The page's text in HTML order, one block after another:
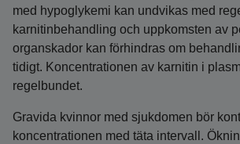
med hypoglykemi kan undvikas med
karnitinbehandling och uppkomsten av
organskador kan förhindras om
tidigt. Koncentrationen av karnitin i
regelbundet.
Gravida kvinnor med sjukdomen bör
koncentrationen med täta intervall.